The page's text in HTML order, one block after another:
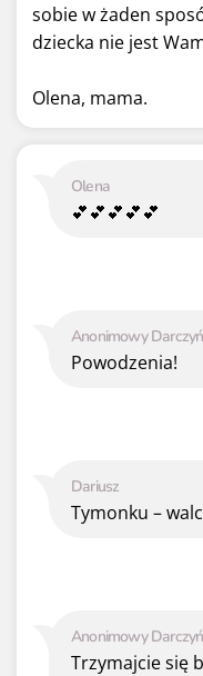
sobie w żaden
dziecka nie jest
Olena, mama.
Anonimowy
Trzymajcie się
Dariusz
Tymonku –
Anonimowy
Powodzenia!
Olena
💕💕💕💕💕